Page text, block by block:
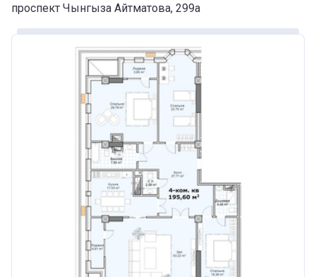
проспект Чынгыза Айтматова, 299а